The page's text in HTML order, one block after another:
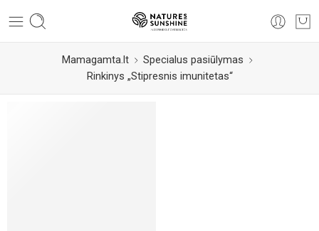
Mamagamta.lt
Specialus pasiūlymas
Rinkinys „Stipresnis imunitetas“